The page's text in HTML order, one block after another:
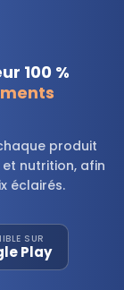
100 %
produit
nutrition, afin
éclairés.
SUR
Play